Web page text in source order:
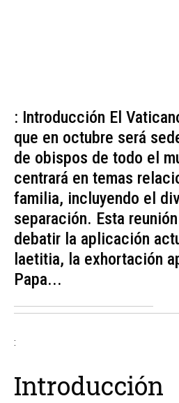
: Introducción El
que en octubre será
de obispos de todo el
centrará en temas
familia, incluyendo el
separación. Esta
debatir la aplicación
laetitia, la exhortación
Papa...
:
Introducción